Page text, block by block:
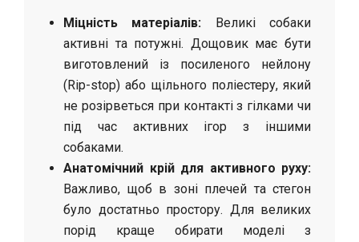
Міцність матеріалів: Великі собаки
активні та потужні. Дощовик має бути
виготовлений із посиленого нейлону
(Rip-stop) або щільного поліестеру, який
не розірветься при контакті з гілками чи
під час активних ігор з іншими
собаками.
Анатомічний крій для активного руху:
Важливо, щоб в зоні плечей та стегон
було достатньо простору. Для великих
порід краще обирати моделі з